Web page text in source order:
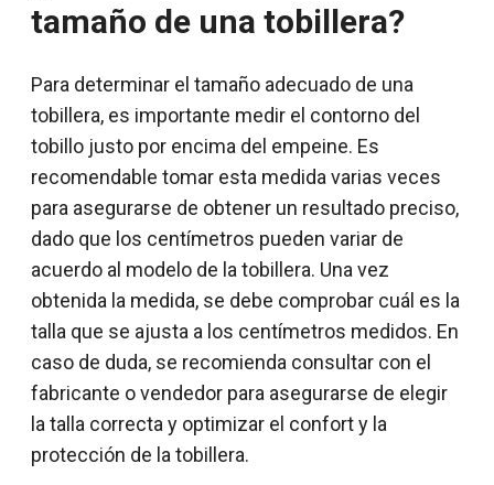
tamaño de una tobillera?
Para determinar el tamaño adecuado de una
tobillera, es importante medir el contorno del
tobillo justo por encima del empeine. Es
recomendable tomar esta medida varias veces
para asegurarse de obtener un resultado preciso,
dado que los centímetros pueden variar de
acuerdo al modelo de la tobillera. Una vez
obtenida la medida, se debe comprobar cuál es la
talla que se ajusta a los centímetros medidos. En
caso de duda, se recomienda consultar con el
fabricante o vendedor para asegurarse de elegir
la talla correcta y optimizar el confort y la
protección de la tobillera.